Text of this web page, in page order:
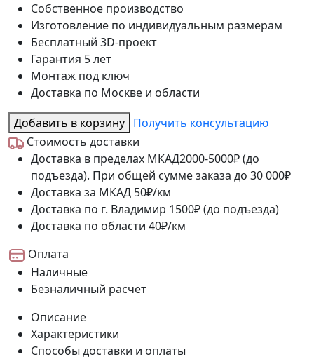
Собственное производство
Изготовление по индивидуальным размерам
Бесплатный 3D-проект
Гарантия 5 лет
Монтаж под ключ
Доставка по Москве и области
Добавить в корзину Получить консультацию
Стоимость доставки
Доставка в пределах МКАД2000-5000₽ (до
подъезда). При общей сумме заказа до 30 000₽
Доставка за МКАД 50₽/км
Доставка по г. Владимир 1500₽ (до подъезда)
Доставка по области 40₽/км
Оплата
Наличные
Безналичный расчет
Описание
Характеристики
Способы доставки и оплаты